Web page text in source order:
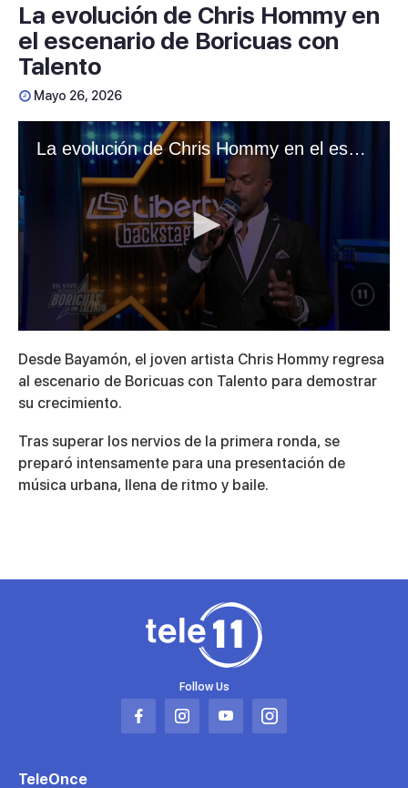
La evolución de Chris Hommy en
el escenario de Boricuas con
Talento
Mayo 26, 2026
La evolución de Chris Hommy en el escenario de Boricuas con Talento
seconds
of
4
minutes,
59
Desde Bayamón, el joven artista Chris Hommy regresa
al escenario de Boricuas con Talento para demostrar
su crecimiento.
Tras superar los nervios de la primera ronda, se
preparó intensamente para una presentación de
música urbana, llena de ritmo y baile.
Follow Us
Abrir
Abrir
Abrir
Abrir
TeleOnce